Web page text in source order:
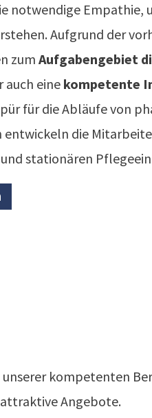
notwendige Empathie,
Aufgrund der
zum Aufgabengebiet
auch einekompetente
für die Abläufe von
entwickeln die
stationären
kompetenten
Angebote.